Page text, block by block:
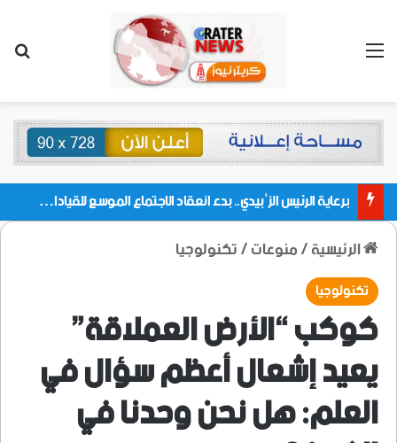
القائمة
برعاية الرئيس الزُبيدي.. بدء انعقاد الاجتماع الموسع للقيادات المحلية بالعاصمة ولمديريات وكتل مجلس العموم ومنسقيات الجامعة بالعاصمة عدن
الرئيسية/منوعات/تكنولوجيا
تكنولوجيا
كوكب “الأرض العملاقة”
يعيد إشعال أعظم سؤال في
العلم: هل نحن وحدنا في